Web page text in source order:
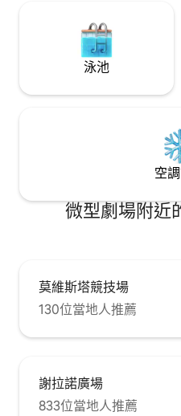
泳池
空
微型劇場附近
莫維斯塔競技場
130位當地人推薦
謝拉諾廣場
833位當地人推薦